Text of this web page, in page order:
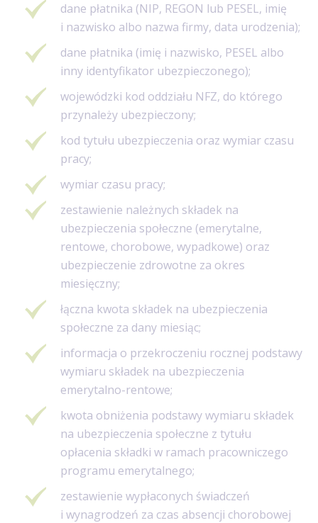
dane płatnika (NIP, REGON lub PESEL, imię
i nazwisko albo nazwa firmy, data urodzenia);
dane płatnika (imię i nazwisko, PESEL albo
inny identyfikator ubezpieczonego);
wojewódzki kod oddziału NFZ, do którego
przynależy ubezpieczony;
kod tytułu ubezpieczenia oraz wymiar czasu
pracy;
wymiar czasu pracy;
zestawienie należnych składek na
ubezpieczenia społeczne (emerytalne,
rentowe, chorobowe, wypadkowe) oraz
ubezpieczenie zdrowotne za okres
miesięczny;
łączna kwota składek na ubezpieczenia
społeczne za dany miesiąc;
informacja o przekroczeniu rocznej podstawy
wymiaru składek na ubezpieczenia
emerytalno-rentowe;
kwota obniżenia podstawy wymiaru składek
na ubezpieczenia społeczne z tytułu
opłacenia składki w ramach pracowniczego
programu emerytalnego;
zestawienie wypłaconych świadczeń
i wynagrodzeń za czas absencji chorobowej